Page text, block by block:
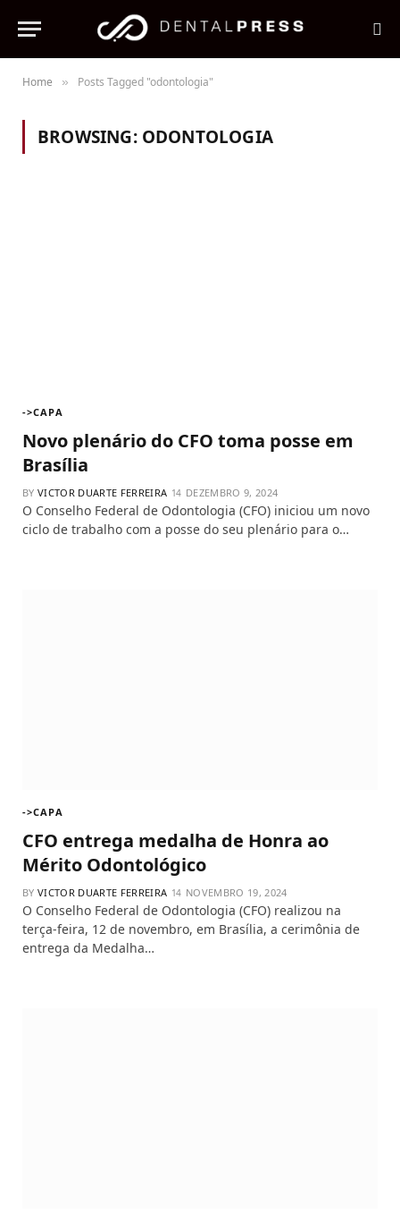
Home » Posts Tagged "odontologia"
BROWSING: ODONTOLOGIA
->CAPA
Novo plenário do CFO toma posse em
Brasília
BY VICTOR DUARTE FERREIRA DEZEMBRO 9, 2024
O Conselho Federal de Odontologia (CFO) iniciou um novo
ciclo de trabalho com a posse do seu plenário para o…
->CAPA
CFO entrega medalha de Honra ao
Mérito Odontológico
BY VICTOR DUARTE FERREIRA NOVEMBRO 19, 2024
O Conselho Federal de Odontologia (CFO) realizou na
terça-feira, 12 de novembro, em Brasília, a cerimônia de
entrega da Medalha…